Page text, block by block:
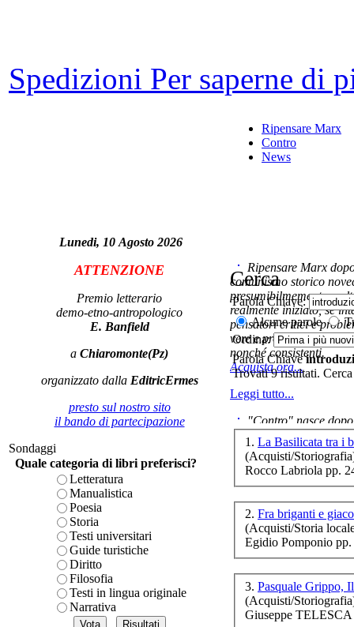
Il
La
-
Spedizioni Per saperne di
Lunedi, 10 Agosto 2026
ATTENZIONE
Premio letterario
demo-etno-antropologico
E. Banfield
a Chiaromonte(Pz)
organizzato dalla EditricErmes
presto sul nostro sito
il bando di partecipazione
Sondaggi
Quale categoria di libri preferisci?
Letteratura
Manualistica
Poesia
Storia
Testi universitari
Guide turistiche
Diritto
Filosofia
Testi in lingua originale
Narrativa
Ripensare Marx
Contro
News
Ripensare Marx
comunismo storico
presumibilmemente
realmente iniziato, se
pensatori critici e
vere e proprie correnti
nonché consistenti.
Acquista ora...
Leggi tutto...
"Contro" nasce
cominciato con la
ripensaremarx. i saggi
questa collaborazione
è teorica, sempre però
presente fase.
Acquista ora...
A feed could not be
http://www.lastampa.it/
Cerca
Parola Chiave:
Alcune parole
Ordina:
Parola Chiave
Trovati 9 risultati.
1. La Basilicata tra i
(Acquisti/
Rocco Labriola pp.
2. Fra briganti e
(Acquisti/Storia
Egidio Pomponio
3. Pasquale Grippo,
(Acquisti/
Giuseppe